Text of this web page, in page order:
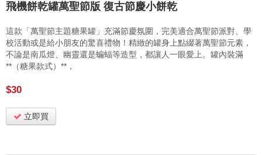
飛機餅乾罐萬聖節版 復古節慶小餅乾
這款「萬聖節主題糖果罐」充滿節慶氛圍，完美適合萬聖節派對、學
校活動或是給小朋友的驚喜禮物！精緻的罐身上點綴著萬聖節元素，
不論是南瓜燈、幽靈還是蝙蝠等造型，都讓人一眼愛上。罐內裝滿
**（糖果款式）**，
$30
立即買